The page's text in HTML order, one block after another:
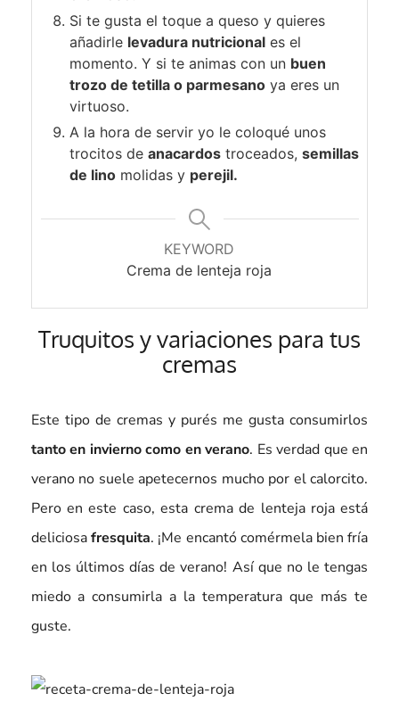
Si te gusta el toque a queso y quieres
añadirle levadura nutricionales el
momento. Y si te animas con un buen
trozo de tetilla o parmesanoya eres un
virtuoso.
A la hora de servir yo le coloqué unos
trocitos de anacardostroceados, semillas
de linomolidas y perejil.
KEYWORD
Crema de lenteja roja
Truquitos y variaciones para tus
cremas
Este tipo de cremas y purés me gusta consumirlos
tanto en invierno como en verano. Es verdad que en
verano no suele apetecernos mucho por el calorcito.
Pero en este caso, esta crema de lenteja roja está
deliciosafresquita. ¡Me encantó comérmela bien fría
en los últimos días de verano! Así que no le tengas
miedo a consumirla a la temperatura que más te
guste.